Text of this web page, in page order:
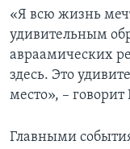
«Я всю жизнь
удивительным
авраамических
здесь. Это
место», – говорит
Главными